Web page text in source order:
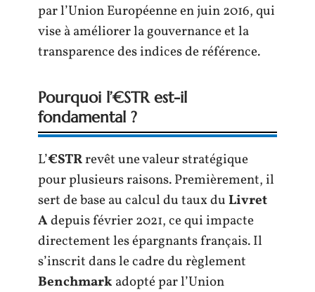
par l’Union Européenne en juin 2016, qui
vise à améliorer la gouvernance et la
transparence des indices de référence.
Pourquoi l’€STR est-il
fondamental ?
L’€STRrevêt une valeur stratégique
pour plusieurs raisons. Premièrement, il
sert de base au calcul du taux duLivret
Adepuis février 2021, ce qui impacte
directement les épargnants français. Il
s’inscrit dans le cadre du règlement
Benchmarkadopté par l’Union